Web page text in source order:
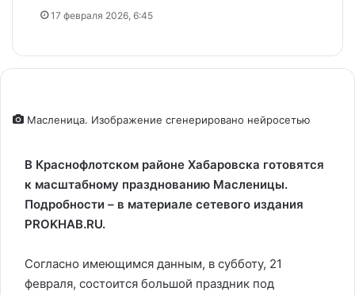
17 февраля 2026, 6:45
Масленица. Изображение сгенерировано нейросетью
В Краснофлотском районе Хабаровска готовятся
к масштабному празднованию Масленицы.
Подробности – в материале сетевого издания
PROKHAB.RU.
Согласно имеющимся данным, в субботу, 21
февраля, состоится большой праздник под